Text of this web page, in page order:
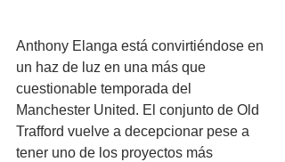
Anthony Elanga está convirtiéndose en
un haz de luz en una más que
cuestionable temporada del
Manchester United. El conjunto de Old
Trafford vuelve a decepcionar pese a
tener uno de los proyectos más